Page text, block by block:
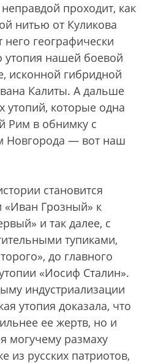
проходит, как
нитью от Куликова
него географически
утопия нашей боевой
исконной гибридной
Калиты. А дальше
утопий, которые одна
Рим в обнимку с
Новгорода — вот наш
становится
«Иван Грозный» к
и так далее, с
тупиками,
до главного
«Иосиф Сталин».
индустриализации
утопия доказала, что
ее жертв, но и
могучему размаху
из русских патриотов,